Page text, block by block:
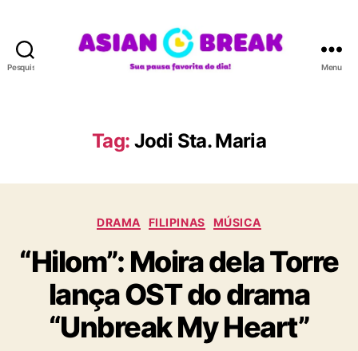
Pesquisar
A
N
R
A
Menu
Tag: Jodi Sta. Maria
C
t
e
g
r
i
DRAMA FILIPINAS MÚSICA
“Hilom”: Moira dela Torre
lança OST do drama
“Unbreak My Heart”